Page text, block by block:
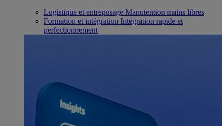
Logistique et entreposage Manutention mains libres
Formation et intégration Intégration rapide et
perfectionnement